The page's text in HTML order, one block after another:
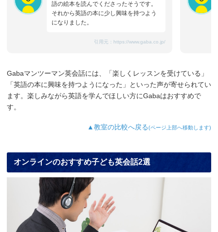
語の絵本を読んでくださったそうです。
それから英語の本に少し興味を持つよう
になりました。
引用元： https://www.gaba.co.jp/
Gabaマンツーマン英会話には、「楽しくレッスンを受けている」
「英語の本に興味を持つようになった」といった声が寄せられてい
ます。楽しみながら英語を学んでほしい方にGabaはおすすめで
す。
▲教室の比較へ戻る(ページ上部へ移動します)
オンラインのおすすめ子ども英会話2選